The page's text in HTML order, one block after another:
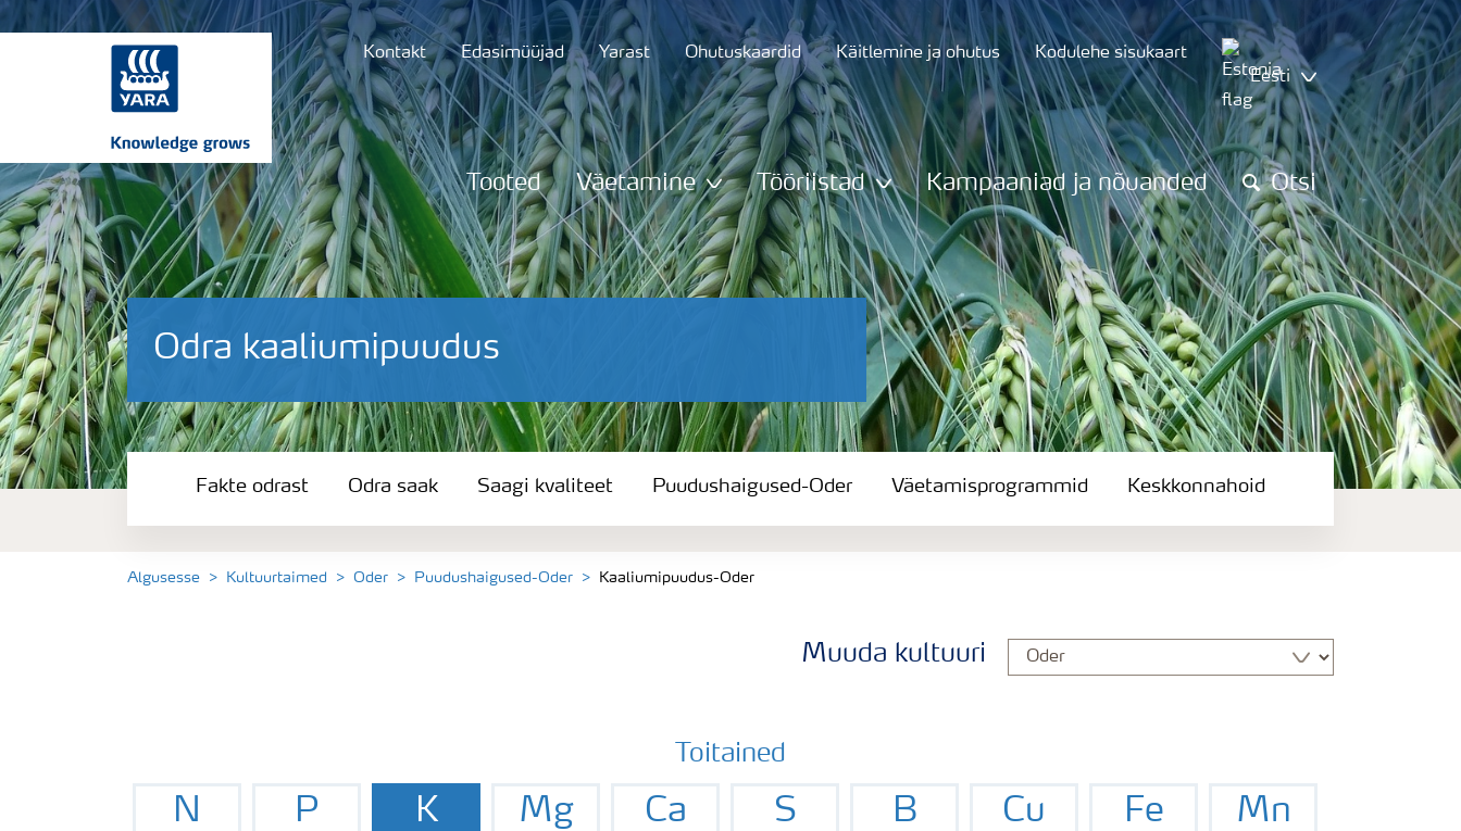
Kontakt Edasimüüjad Yarast Ohutuskaardid Käitlemine ja ohutus
Kodulehe sisukaart
Eesti
Tooted Väetamine Tööriistad Kampaaniad ja nõuanded Otsi
Odra kaaliumipuudus
Fakte odrast
Saagi kvaliteet
Fakte odrast Odra saak Saagi kvaliteet Puudushaigused-Oder Väetamisprogrammid Keskkonnahoid
Algusesse Kultuurtaimed Oder Puudushaigused-Oder Kaaliumipuudus-Oder
Muuda kultuuri
Toitained
N P K Mg Ca S B Cu Fe Mn